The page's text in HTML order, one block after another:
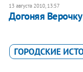
13 августа 2010, 13:57
Догоняя
ГОРОДСКИЕ